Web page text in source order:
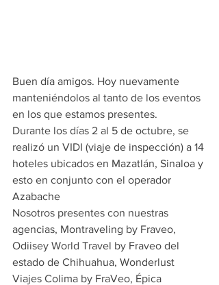
Buen día amigos. Hoy nuevamente
manteniéndolos al tanto de los eventos
en los que estamos presentes.
Durante los días 2 al 5 de octubre, se
realizó un VIDI (viaje de inspección) a 14
hoteles ubicados en Mazatlán, Sinaloa y
esto en conjunto con el operador
Azabache
Nosotros presentes con nuestras
agencias, Montraveling by Fraveo,
Odiisey World Travel by Fraveo del
estado de Chihuahua, Wonderlust
Viajes Colima by FraVeo, Épica